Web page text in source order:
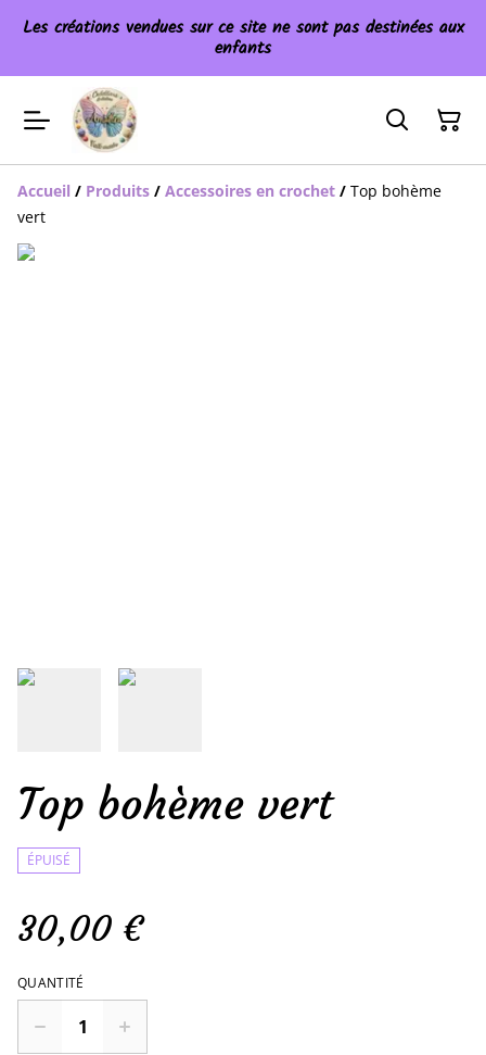
Les créations vendues sur ce site ne sont pas destinées aux
enfants
Accueil / Produits / Accessoires en crochet / Top bohème
vert
Top bohème vert
ÉPUISÉ
30,00 €
QUANTITÉ